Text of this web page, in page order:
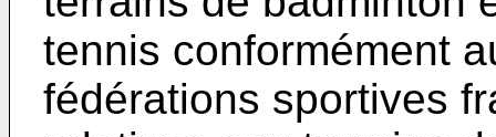
tennis conformément
fédérations sportives